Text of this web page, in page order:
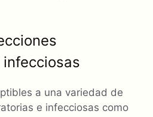
a una variedad de
e infecciosas como